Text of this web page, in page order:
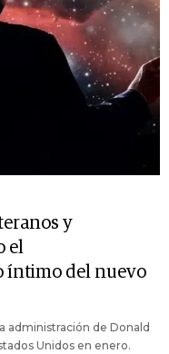
y
el
íntimo del nuevo
administración de Donald
Unidos en enero.